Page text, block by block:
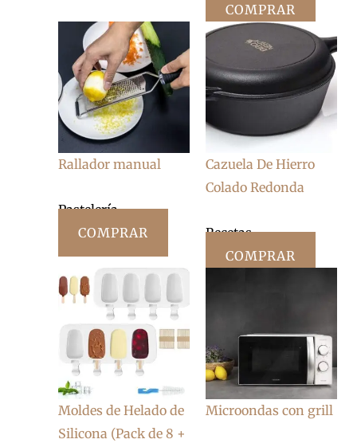
COMPRAR
Rallador manual
Pastelería
COMPRAR
Cazuela De Hierro
Colado Redonda
Recetas
COMPRAR
Moldes de Helado de
Silicona (Pack de 8 +
Microondas con grill